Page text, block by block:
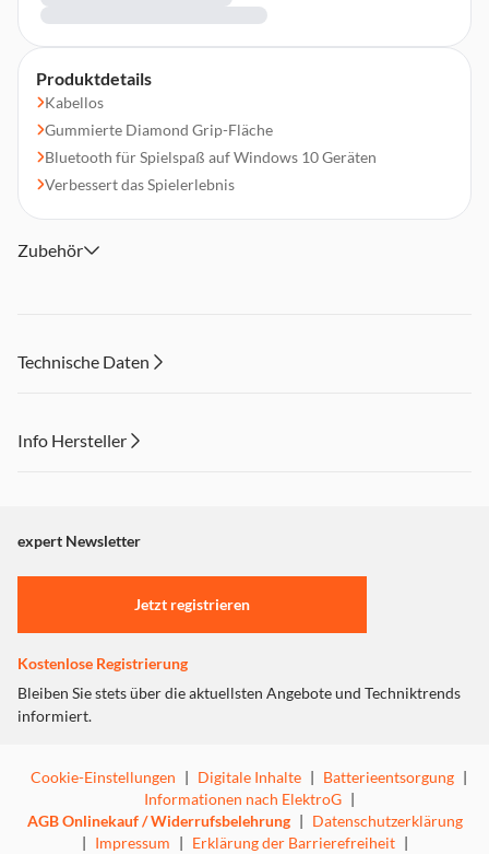
Produktdetails
Kabellos
Gummierte Diamond Grip-Fläche
Bluetooth für Spielspaß auf Windows 10 Geräten
Verbessert das Spielerlebnis
Zubehör
Technische Daten
Info Hersteller
"Marketing".
Einstellungen anpassen
expert Newsletter
Jetzt registrieren
Kostenlose Registrierung
Bleiben Sie stets über die aktuellsten Angebote und Techniktrends
informiert.
Cookie-Einstellungen | Digitale Inhalte | Batterieentsorgung |
Informationen nach ElektroG |
AGB Onlinekauf / Widerrufsbelehrung | Datenschutzerklärung
| Impressum | Erklärung der Barrierefreiheit |